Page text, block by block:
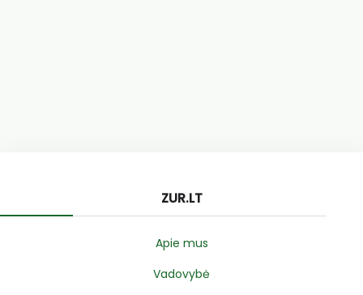
ZUR.LT
Apie mus
Vadovybė